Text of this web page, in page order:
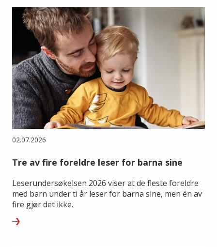
02.07.2026
Tre av fire foreldre leser for barna sine
Leserundersøkelsen 2026 viser at de fleste foreldre
med barn under ti år leser for barna sine, men én av
fire gjør det ikke.